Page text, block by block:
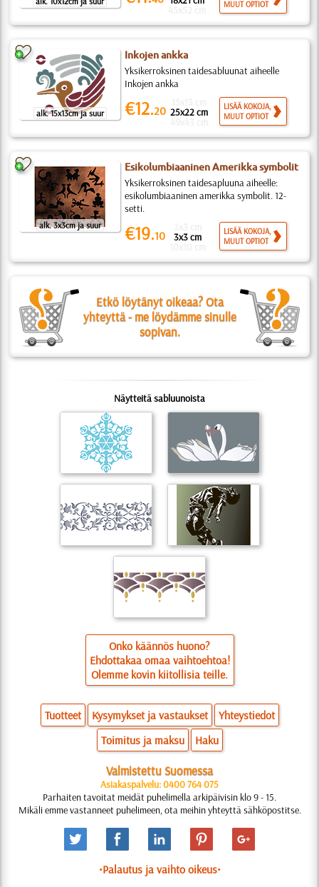
MUUT OPTIOT
alk. 15x13cm ja suur
Inkojen ankka
Yksikerroksinen taidesabluunat aiheelle
Inkojen ankka
€12.20 25x22 cm
LISÄÄ KOKOJA,
MUUT OPTIOT
alk. 3x3cm ja suur
Esikolumbiaaninen Amerikka symbolit
Yksikerroksinen taidesapluuna aiheelle:
esikolumbiaaninen amerikka symbolit. 12-
setti.
€19.10 3x3 cm
LISÄÄ KOKOJA,
MUUT OPTIOT
Etkö löytänyt oikeaa? Ota
yhteyttä - me löydämme sinulle
sopivan.
Näytteitä sabluunoista
Onko käännös huono?
Ehdottakaa omaa vaihtoehtoa!
Olemme kovin kiitollisia teille.
Tuotteet Kysymykset ja vastaukset
Yhteystiedot
Toimitus ja maksu
Haku
Valmistettu Suomessa
Asiakaspalvelu: 0400 764 075
Parhaiten tavoitat meidät puhelimella arkipäivisin klo 9 - 15.
Mikäli emme vastanneet puhelimeen, ota meihin yhteyttä sähköpostitse.
•Palautus ja vaihto oikeus•